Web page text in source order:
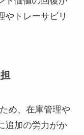
やトレーサビリ
め、在庫管理や
追加の労力がか